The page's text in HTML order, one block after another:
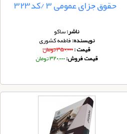
حقوق جزای عمومی 3 /کد323
ناشر:ساکو
نویسنده:فاطمه کشوری
قیمت :۳۵۰,۰۰۰ تومان
قیمت فروش:۳۲۰,۰۰۰ تومان